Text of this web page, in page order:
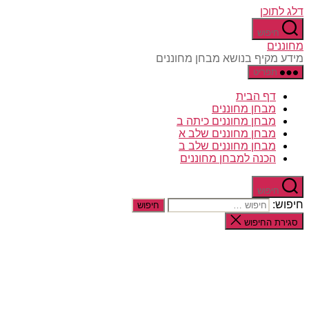
דלג לתוכן
חיפוש
מחוננים
מידע מקיף בנושא מבחן מחוננים
תפריט
דף הבית
מבחן מחוננים
מבחן מחוננים כיתה ב
מבחן מחוננים שלב א
מבחן מחוננים שלב ב
הכנה למבחן מחוננים
חיפוש
חיפוש:
סגירת החיפוש